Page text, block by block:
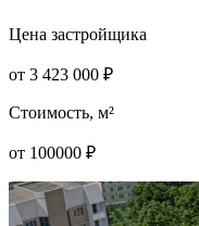
Цена застройщика
от 3 423 000 ₽
Стоимость, м²
от 100000 ₽